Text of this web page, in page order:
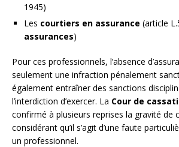
1945)
Les courtiers en assurance (article
assurances)
Pour ces professionnels, l’absence
seulement une infraction pénalement
également entraîner des sanctions
l’interdiction d’exercer. La Cour de
confirmé à plusieurs reprises la gravité de
considérant qu’il s’agit d’une faute
un professionnel.